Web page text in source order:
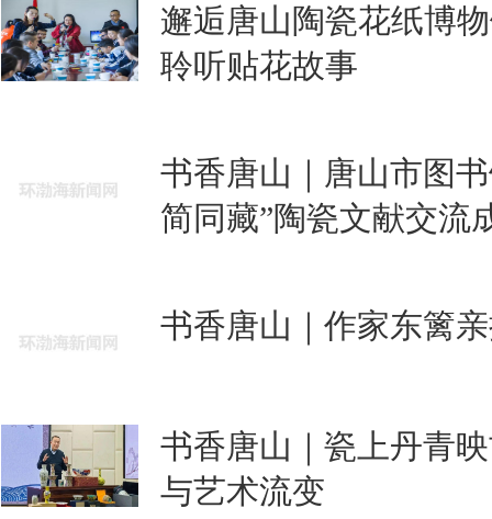
邂逅唐山陶瓷花纸博
聆听贴花故事
书香唐山｜唐山市图
简同藏”陶瓷文献交流
书香唐山｜作家东篱
书香唐山｜瓷上丹青
与艺术流变